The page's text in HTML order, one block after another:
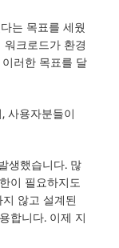
는 목표를 세웠
워크로드가 환경
러한 목표를 달
사용자분들이
생했습니다. 많
이 필요하지도
않고 설계된
합니다. 이제 지